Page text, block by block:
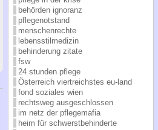
behörden ignoranz
pflegenotstand
menschenrechte
lebensstilmedizin
behinderung zitate
fsw
24 stunden pflege
Österreich viertreichstes eu-land
fond soziales wien
rechtsweg ausgeschlossen
im netz der pflegemafia
heim für schwerstbehinderte